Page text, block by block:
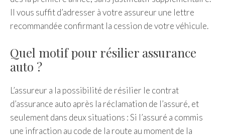
Il vous suffit d’adresser à votre assureur une lettre
recommandée confirmant la cession de votre véhicule.
Quel motif pour résilier assurance
auto ?
L’assureur a la possibilité de résilier le contrat
d’assurance auto après la réclamation de l’assuré, et
seulement dans deux situations : Si l’assuré a commis
une infraction au code de la route au moment de la